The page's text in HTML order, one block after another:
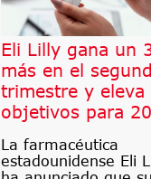
Eli Lilly gana un
más en el
trimestre y eleva
objetivos para
La farmacéutica
estadounidense Eli